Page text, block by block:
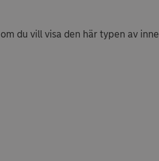
om du vill visa den här typen av inne